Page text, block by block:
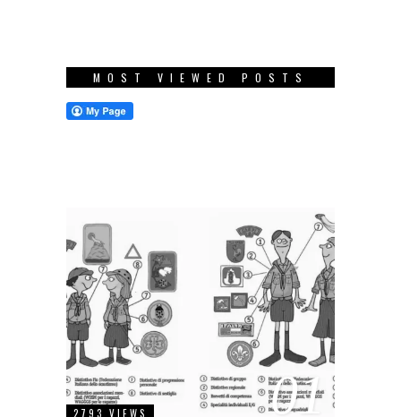
MOST VIEWED POSTS
01
2793 VIEWS